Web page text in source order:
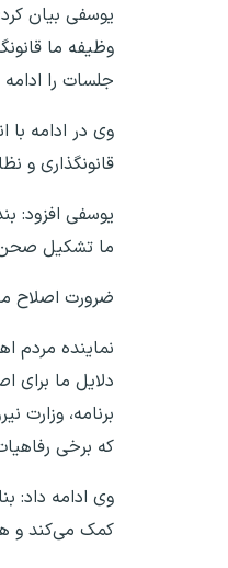
یوسفی بیان
وظیفه ما
جلسات را
وی در ادامه
قانونگذاری و
یوسفی افزود:
ما تشکیل
ضرورت اصلاح ماده ۱۰۶ قانون مدیریت
دلایل ما برای
برنامه،
که برخی
کمک می‌کند و